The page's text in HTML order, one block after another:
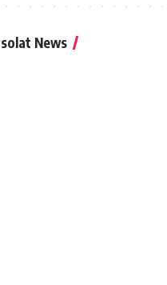
News